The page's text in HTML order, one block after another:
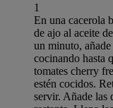
1
En una cacerola
de ajo al aceite
un minuto,
cocinando hasta
tomates cherry
estén cocidos.
servir. Añade las